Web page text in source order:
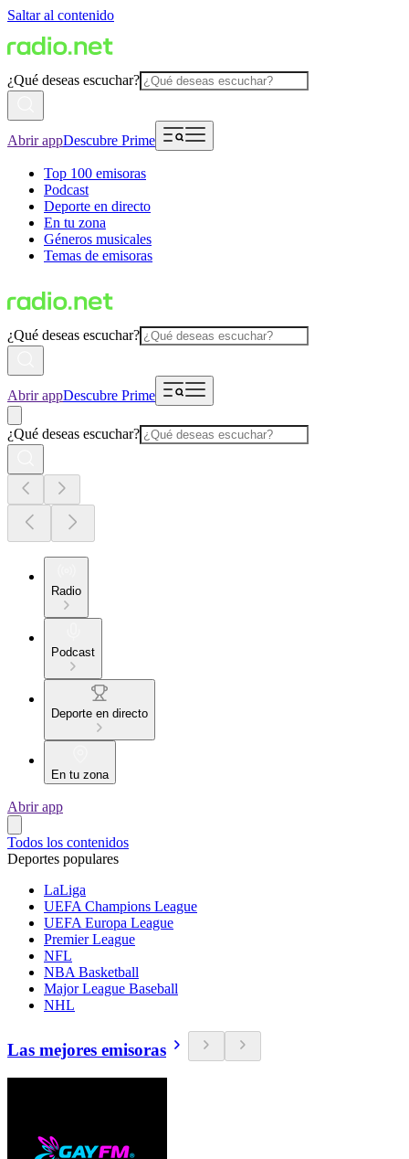
Saltar al contenido
¿Qué deseas escuchar?
Abrir appDescubre Prime
Top 100 emisoras
Podcast
Deporte en directo
En tu zona
Géneros musicales
Temas de emisoras
¿Qué deseas escuchar?
Abrir appDescubre Prime
¿Qué deseas escuchar?
Radio
Podcast
Deporte en directo
En tu zona
Abrir app
Todos los contenidos
Deportes populares
LaLiga
UEFA Champions League
UEFA Europa League
Premier League
NFL
NBA Basketball
Major League Baseball
NHL
Las mejores emisoras